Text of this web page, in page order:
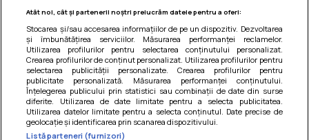
Atât noi, cât și partenerii noștri prelucrăm datele pentru a oferi:
Stocarea și/sau accesarea informațiilor de pe un dispozitiv. Dezvoltarea
și îmbunătățirea serviciilor. Măsurarea performanței reclamelor.
Utilizarea profilurilor pentru selectarea conținutului personalizat.
Crearea profilurilor de conținut personalizat. Utilizarea profilurilor pentru
selectarea publicității personalizate. Crearea profilurilor pentru
publicitate personalizată. Măsurarea performanței conținutului.
Înțelegerea publicului prin statistici sau combinații de date din surse
diferite. Utilizarea de date limitate pentru a selecta publicitatea.
Utilizarea datelor limitate pentru a selecta conținutul. Date precise de
geolocație și identificarea prin scanarea dispozitivului.
Listă parteneri (furnizori)